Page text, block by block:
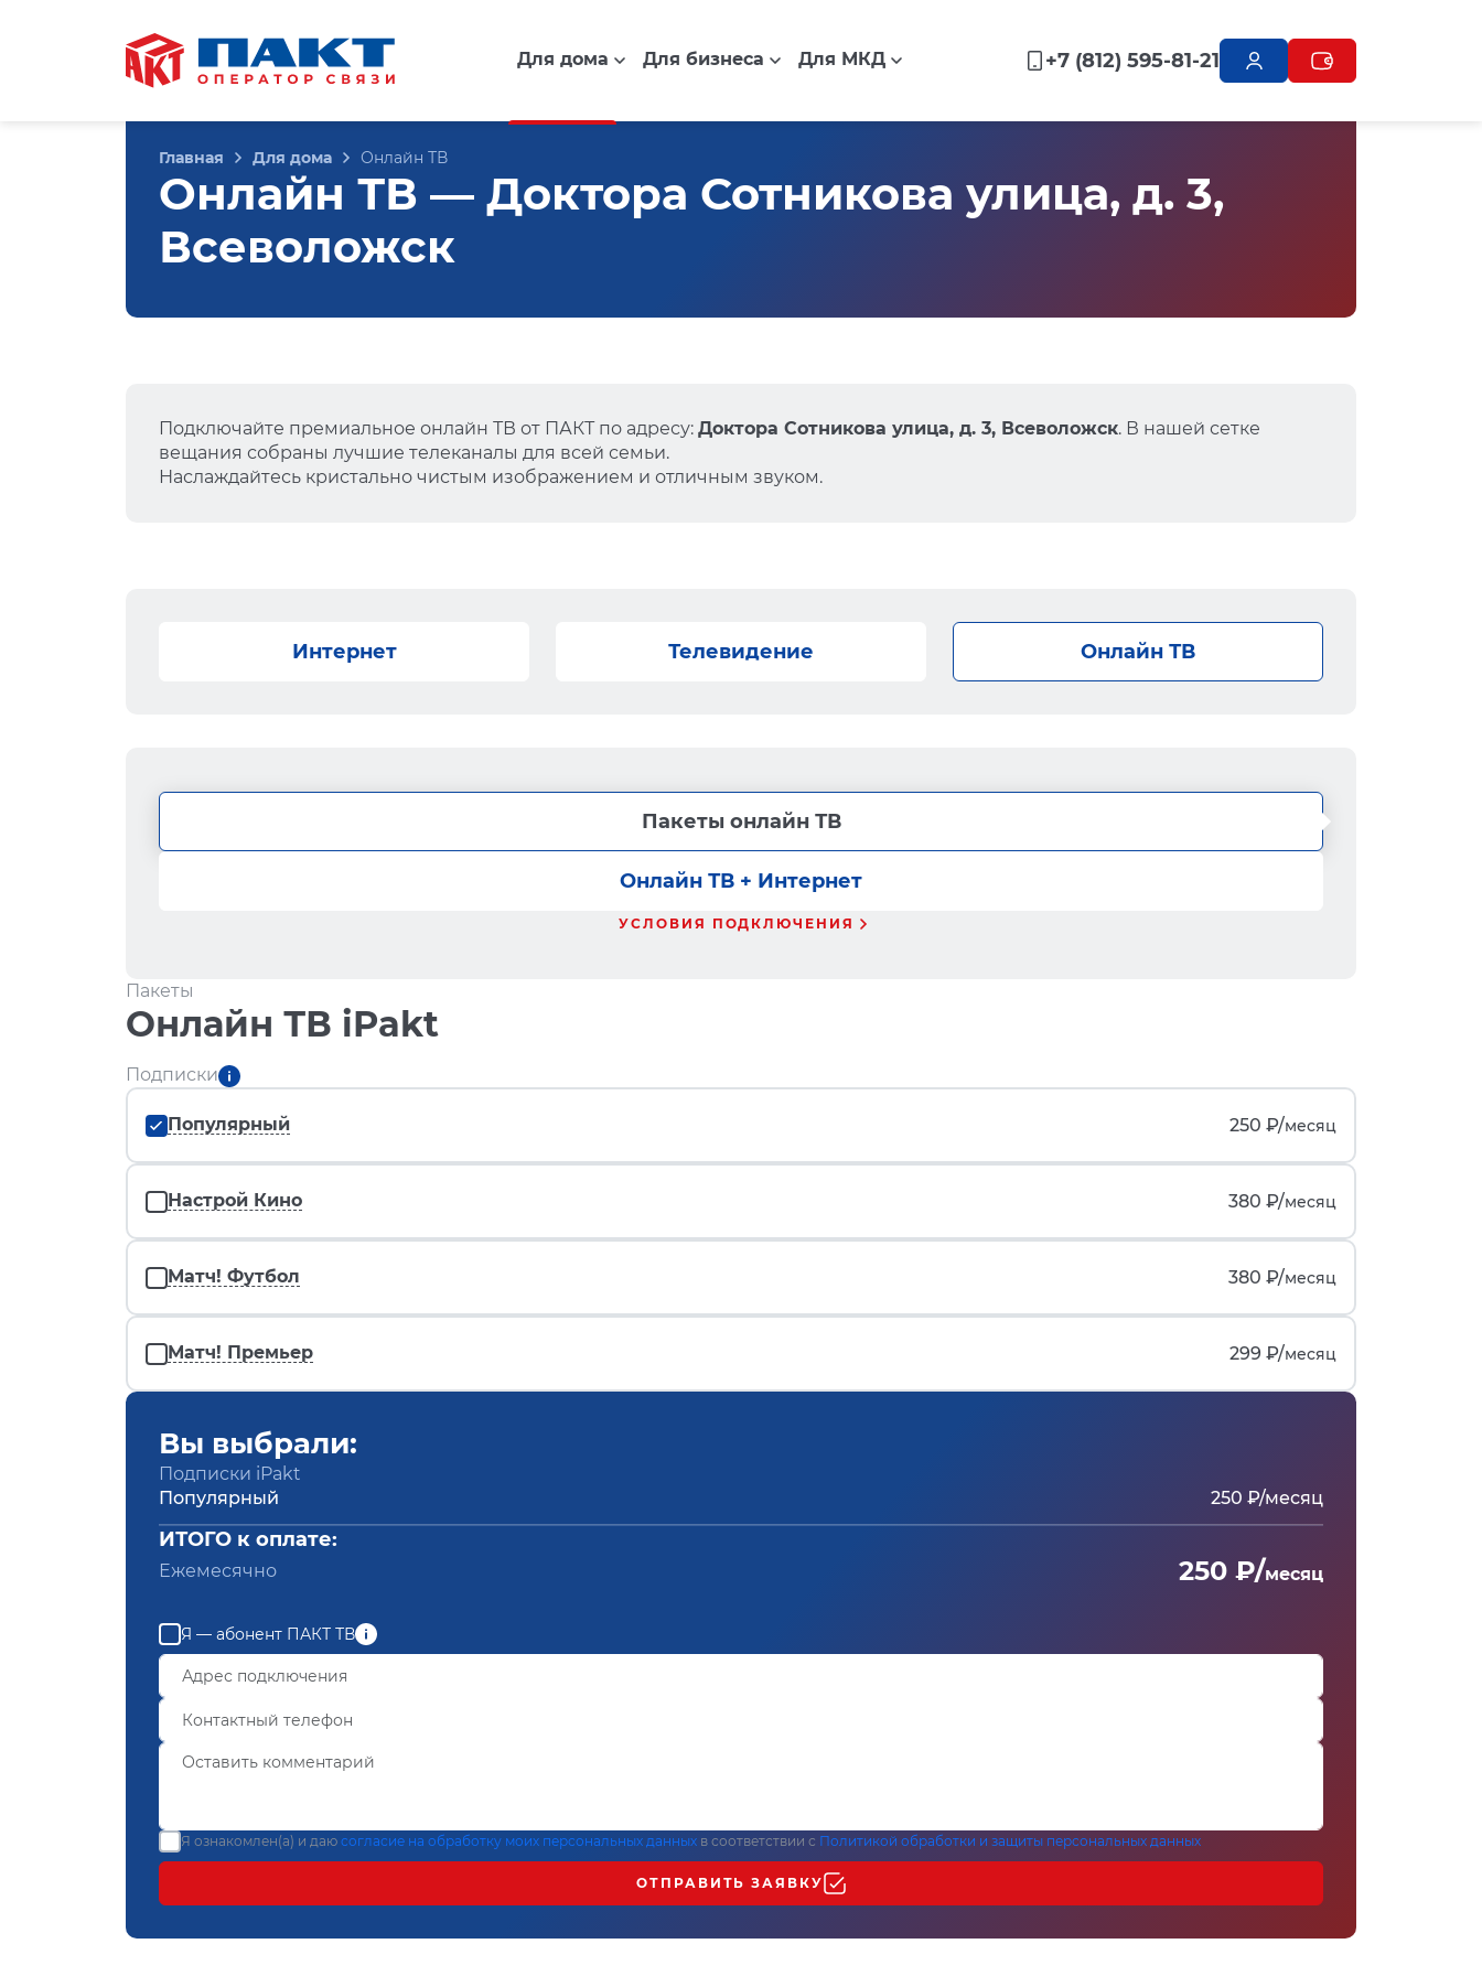
Для дома Для бизнеса Для МКД +7 (812) 595-81-21
Главная Для дома Онлайн ТВ
Онлайн ТВ — Доктора Сотникова улица, д. 3,
Всеволожск
Подключайте премиальное онлайн ТВ от ПАКТ по адресу: Доктора Сотникова улица, д. 3, Всеволожск. В нашей сетке
вещания собраны лучшие телеканалы для всей семьи.
Наслаждайтесь кристально чистым изображением и отличным звуком.
Интернет Телевидение Онлайн ТВ
Пакеты онлайн ТВ
Онлайн ТВ + Интернет
УСЛОВИЯ ПОДКЛЮЧЕНИЯ
Пакеты
Онлайн ТВ iPakt
Подписки
Популярный 250 ₽/месяц
Настрой Кино 380 ₽/месяц
Матч! Футбол 380 ₽/месяц
Матч! Премьер 299 ₽/месяц
Вы выбрали:
Подписки iPakt
Популярный
250 ₽/месяц
ИТОГО к оплате:
Ежемесячно 250 ₽/месяц
Я — абонент ПАКТ ТВ
Я ознакомлен(а) и даю согласие на обработку моих персональных данных в соответствии с Политикой обработки и защиты персональных данных
ОТПРАВИТЬ ЗАЯВКУ